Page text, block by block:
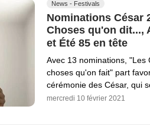
News - Festivals
Nominations César
Choses qu'on dit...,
et Été 85 en tête
Avec 13 nominations, "Les
choses qu'on fait" part
cérémonie des César, qui
mercredi 10 février 2021